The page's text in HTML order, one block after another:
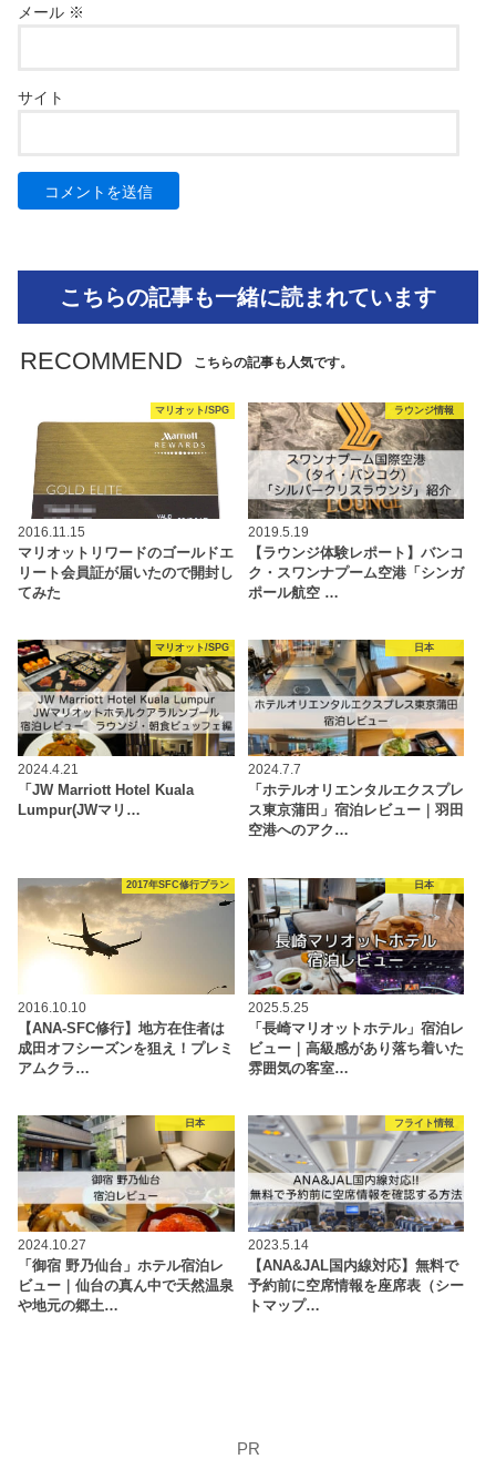
メール ※
サイト
こちらの記事も一緒に読まれています
RECOMMEND こちらの記事も人気です。
マリオット/SPG
2016.11.15
マリオットリワードのゴールドエ
リート会員証が届いたので開封し
てみた
ラウンジ情報
2019.5.19
【ラウンジ体験レポート】バンコ
ク・スワンナプーム空港「シンガ
ポール航空 …
マリオット/SPG
2024.4.21
「JW Marriott Hotel Kuala
Lumpur(JWマリ…
日本
2024.7.7
「ホテルオリエンタルエクスプレ
ス東京蒲田」宿泊レビュー｜羽田
空港へのアク…
2017年SFC修行プラン
2016.10.10
【ANA-SFC修行】地方在住者は
成田オフシーズンを狙え！プレミ
アムクラ…
日本
2025.5.25
「長崎マリオットホテル」宿泊レ
ビュー｜高級感があり落ち着いた
雰囲気の客室…
日本
2024.10.27
「御宿 野乃仙台」ホテル宿泊レ
ビュー｜仙台の真ん中で天然温泉
や地元の郷土…
フライト情報
2023.5.14
【ANA&JAL国内線対応】無料で
予約前に空席情報を座席表（シー
トマップ…
PR